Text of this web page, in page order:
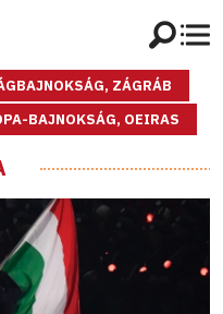
ZÁGRÁB
BAJNOKSÁG, OEIRAS